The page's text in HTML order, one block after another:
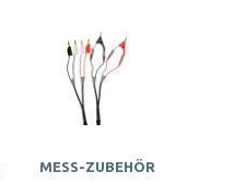
MESS-ZUBEHÖR